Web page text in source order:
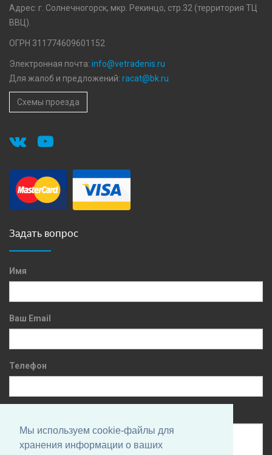
Мы используем cookie-файлы для
хранения информации о ваших
Адрес: г. Солнечногорск, мкр. Рекинцо, стр.32 (территория ТЦ
ВВЦ).
ОГРН 311774609601152
Электронная почта: info@vetradenis.ru
Для жалоб и предложений: racat@bk.ru
Схемы проезда
Задать вопрос
Имя
Ваш Email
Телефон